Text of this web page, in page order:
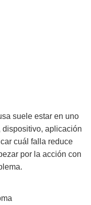
suele estar en uno
dispositivo, aplicación
cuál falla reduce
por la acción con